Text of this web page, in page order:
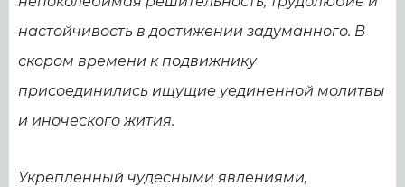
настойчивость в достижении задуманного. В
скором времени к подвижнику
присоединились ищущие уединенной молитвы
и иноческого жития.
Укрепленный чудесными явлениями,